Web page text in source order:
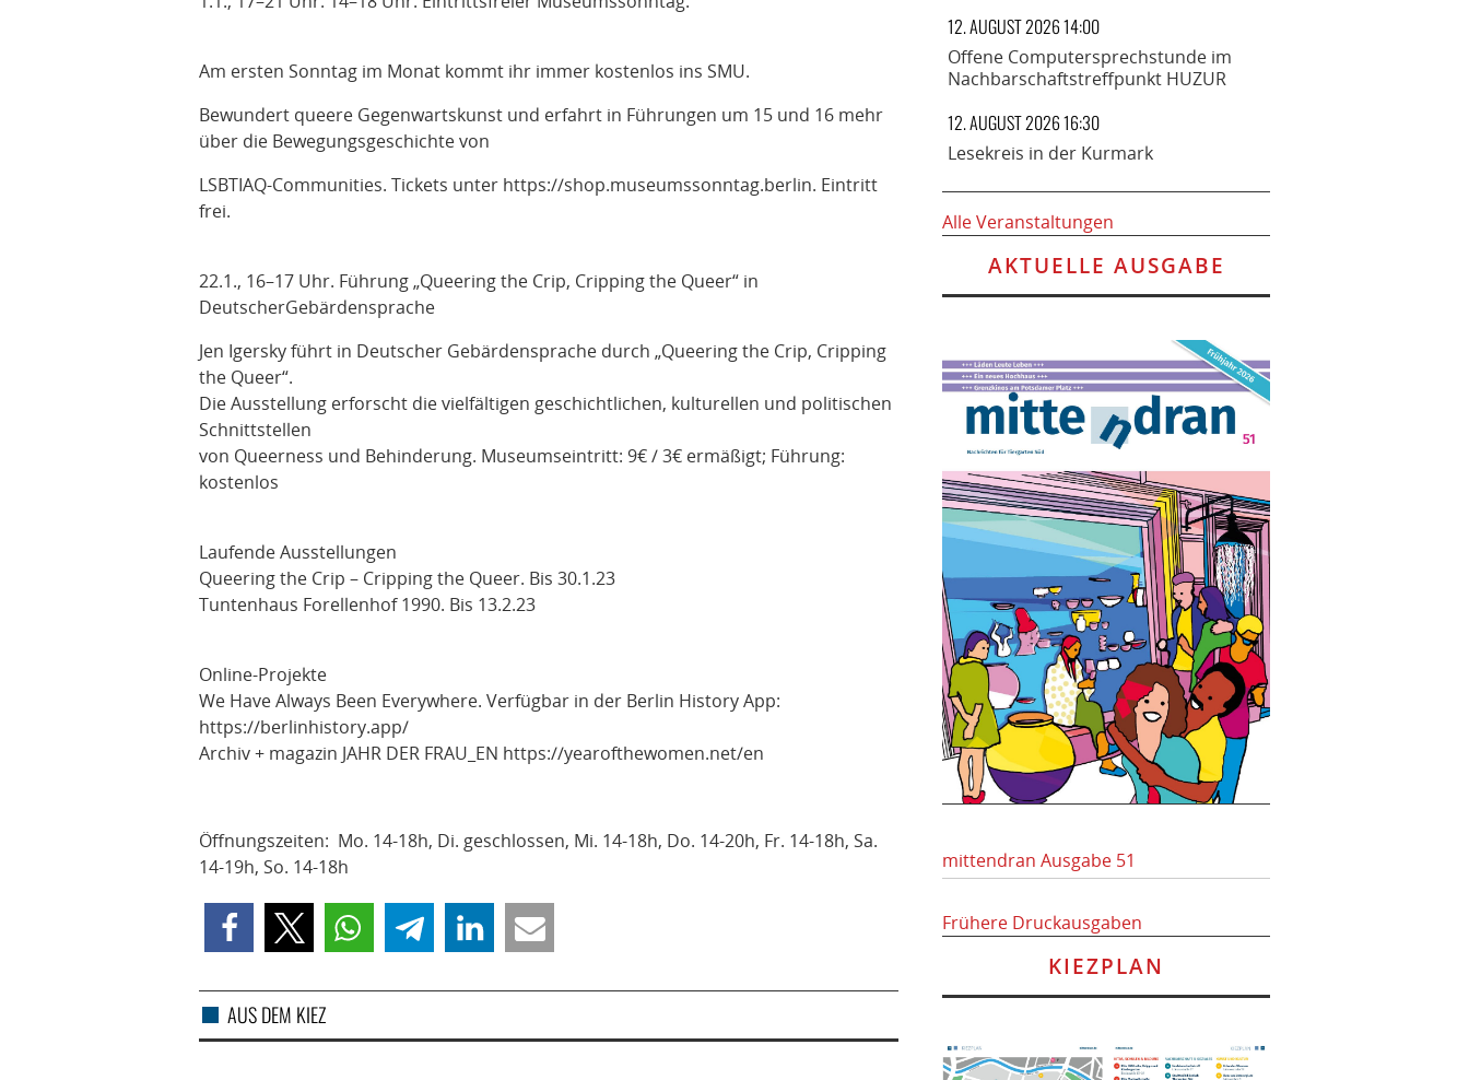
Am ersten Sonntag im Monat kommt ihr immer kostenlos ins SMU.
Bewundert queere Gegenwartskunst und erfahrt in Führungen um 15 und 16 mehr
über die Bewegungsgeschichte von
LSBTIAQ-Communities. Tickets unter https://shop.museumssonntag.berlin. Eintritt
frei.
22.1., 16–17 Uhr. Führung „Queering the Crip, Cripping the Queer“ in
DeutscherGebärdensprache
Jen Igersky führt in Deutscher Gebärdensprache durch „Queering the Crip, Cripping
the Queer“.
Die Ausstellung erforscht die vielfältigen geschichtlichen, kulturellen und politischen
Schnittstellen
von Queerness und Behinderung. Museumseintritt: 9€ / 3€ ermäßigt; Führung:
kostenlos
Laufende Ausstellungen
Queering the Crip – Cripping the Queer. Bis 30.1.23
Tuntenhaus Forellenhof 1990. Bis 13.2.23
Online-Projekte
We Have Always Been Everywhere. Verfügbar in der Berlin History App:
https://berlinhistory.app/
Archiv + magazin JAHR DER FRAU_EN https://yearofthewomen.net/en
Öffnungszeiten: Mo. 14-18h, Di. geschlossen, Mi. 14-18h, Do. 14-20h, Fr. 14-18h, Sa.
14-19h, So. 14-18h
AUS DEM KIEZ
12. AUGUST 2026 14:00
Offene Computersprechstunde im
Nachbarschaftstreffpunkt HUZUR
12. AUGUST 2026 16:30
Lesekreis in der Kurmark
Alle Veranstaltungen
AKTUELLE AUSGABE
mittendran Ausgabe 51
Frühere Druckausgaben
KIEZPLAN